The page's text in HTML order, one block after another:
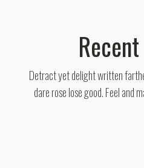
Detract yet delight written
dare rose lose good. Feel and